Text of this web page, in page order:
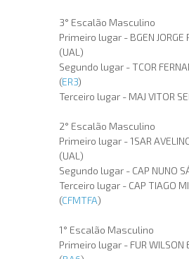
3° Escalão Masculino
Primeiro lugar - BGEN JORGE
(UAL)
Segundo lugar - TCOR
(ER3)
Terceiro lugar - MAJ VITOR
2° Escalão Masculino
Primeiro lugar - 1SAR
(UAL)
Segundo lugar - CAP NUNO
Terceiro lugar - CAP TIAGO
(CFMTFA)
1° Escalão Masculino
Primeiro lugar - FUR WILSON